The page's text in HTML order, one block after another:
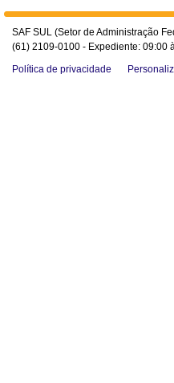
SAF SUL (Setor de Administração
(61) 2109-0100 - Expediente: 09:00
Política de privacidade